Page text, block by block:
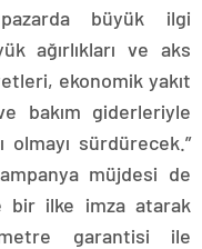
büyük ilgi
ağırlıkları ve aks
ekonomik yakıt
bakım giderleriyle
sürdürecek.”
müjdesi de
bir ilke imza atarak
garantisi ile